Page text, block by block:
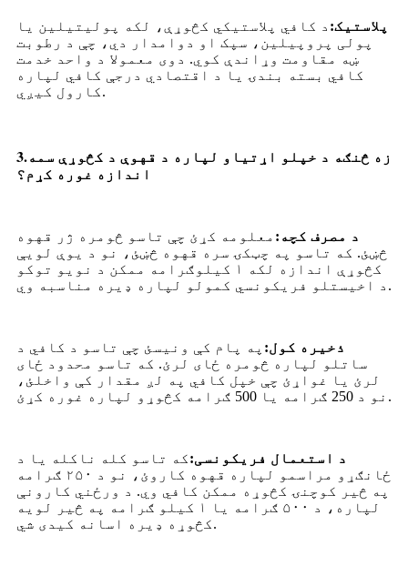
پلاستیک: د کافي پلاستيکي کڅوړې، لکه پولیتیلین یا
پولی پروپیلین، سپک او دوامدار دي، چې د رطوبت
ښه مقاومت وړاندې کوي. دوی معمولا د واحد خدمت
کافي بسته بندۍ یا د اقتصادي درجې کافي لپاره
کارول کیږي.
3.زه څنګه د خپلو اړتیاو لپاره د قهوې د کڅوړې سمه
اندازه غوره کړم؟
د مصرف کچه: معلومه کړئ چې تاسو څومره ژر قهوه
څښئ. که تاسو په چټکۍ سره قهوه څښئ، نو د یوې لویې
کڅوړې اندازه لکه ۱ کیلوګرامه ممکن د نویو توکو
د اخیستلو فریکونسي کمولو لپاره ډیره مناسبه وي.
ذخیره کول: په پام کې ونیسئ چې تاسو د کافي د
ساتلو لپاره څومره ځای لرئ. که تاسو محدود ځای
لرئ یا غواړئ چې خپل کافي په لږ مقدار کې واخلئ،
نو د 250 ګرامه یا 500 ګرامه کڅوړو لپاره غوره کړئ.
د استعمال فریکونسی:که تاسو کله ناکله یا د
ځانګړو مراسمو لپاره قهوه کاروئ، نو د ۲۵۰ ګرامه
په څیر کوچنۍ کڅوړه ممکن کافي وي. د ورځني کارونې
لپاره، د ۵۰۰ ګرامه یا ۱ کیلو ګرامه په څیر لویه
کڅوړه ډیره اسانه کیدی شي.